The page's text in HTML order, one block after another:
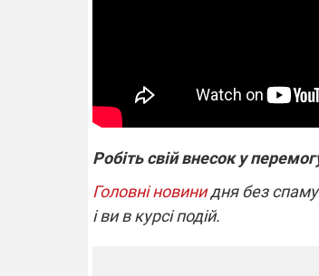
Робіть свій внесок у
Головні новинидня без спаму
і ви в курсі подій.